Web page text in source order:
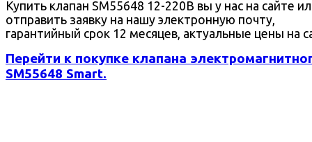
Купить клапан SM55648 12-220В вы у нас на сайте
отправить заявку на нашу электронную почту,
гарантийный срок 12 месяцев, актуальные цены на
Перейти к покупке клапана
SM55648 Smart.